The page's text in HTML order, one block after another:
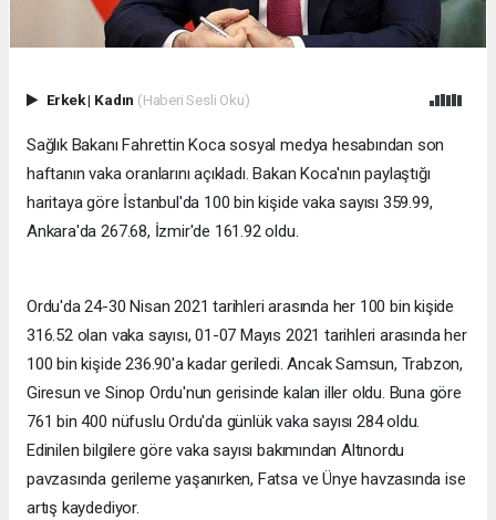
Erkek| Kadın (Haberi Sesli Oku)
Sağlık Bakanı Fahrettin Koca sosyal medya hesabından son
haftanın vaka oranlarını açıkladı. Bakan Koca'nın paylaştığı
haritaya göre İstanbul'da 100 bin kişide vaka sayısı 359.99,
Ankara'da 267.68, İzmir'de 161.92 oldu.
Ordu'da 24-30 Nisan 2021 tarihleri arasında her 100 bin kişide
316.52 olan vaka sayısı, 01-07 Mayıs 2021 tarihleri arasında her
100 bin kişide 236.90'a kadar geriledi. Ancak Samsun, Trabzon,
Giresun ve Sinop Ordu'nun gerisinde kalan iller oldu. Buna göre
761 bin 400 nüfuslu Ordu'da günlük vaka sayısı 284 oldu.
Edinilen bilgilere göre vaka sayısı bakımından Altınordu
pavzasında gerileme yaşanırken, Fatsa ve Ünye havzasında ise
artış kaydediyor.